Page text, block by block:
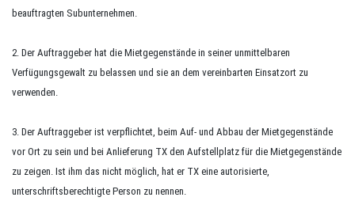
beauftragten Subunternehmen.
2. Der Auftraggeber hat die Mietgegenstände in seiner unmittelbaren
Verfügungsgewalt zu belassen und sie an dem vereinbarten Einsatzort zu
verwenden.
3. Der Auftraggeber ist verpflichtet, beim Auf- und Abbau der Mietgegenstände
vor Ort zu sein und bei Anlieferung TX den Aufstellplatz für die Mietgegenstände
zu zeigen. Ist ihm das nicht möglich, hat er TX eine autorisierte,
unterschriftsberechtigte Person zu nennen.